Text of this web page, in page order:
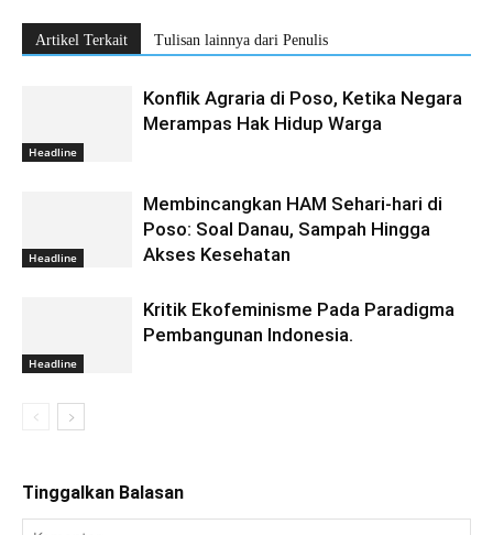
Artikel Terkait Tulisan lainnya dari Penulis
Headline
Konflik Agraria di Poso, Ketika Negara
Merampas Hak Hidup Warga
Headline
Membincangkan HAM Sehari-hari di
Poso: Soal Danau, Sampah Hingga
Akses Kesehatan
Headline
Kritik Ekofeminisme Pada Paradigma
Pembangunan Indonesia.
Tinggalkan Balasan